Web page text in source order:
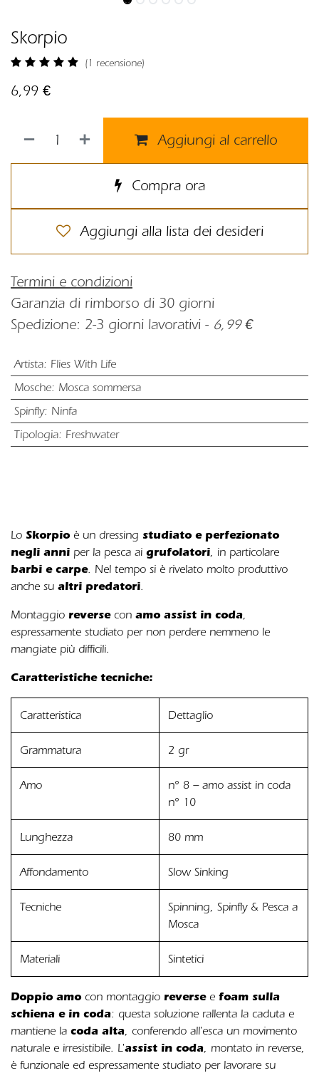
Skorpio
(1 recensione)
6,99 €
Aggiungi al carrello
Compra ora
Aggiungi alla lista dei desideri
Termini e condizioni
Garanzia di rimborso di 30 giorni
Spedizione: 2-3 giorni lavorativi - 6,99 €
Artista: Flies With Life
Mosche: Mosca sommersa
Spinfly: Ninfa
Tipologia: Freshwater
Lo Skorpioè un dressing studiato e perfezionato
negli anni per la pesca ai grufolatori, in particolare
barbi e carpe. Nel tempo si è rivelato molto produttivo
anche su altri predatori.
Montaggio reversecon amo assist in coda,
espressamente studiato per non perdere nemmeno le
mangiate più difficili.
Caratteristiche tecniche:
Caratteristica Dettaglio
Grammatura 2 gr
Amo
n° 8 – amo assist in coda
n° 10
Lunghezza 80 mm
Affondamento Slow Sinking
Tecniche
Spinning, Spinfly & Pesca a
Mosca
Materiali Sintetici
Doppio amocon montaggio reversee foam sulla
schiena e in coda: questa soluzione rallenta la caduta e
mantiene la coda alta, conferendo all'esca un movimento
naturale e irresistibile. L'assist in coda, montato in reverse,
è funzionale ed espressamente studiato per lavorare su